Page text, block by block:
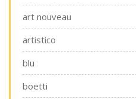
art nouveau
artistico
blu
boetti